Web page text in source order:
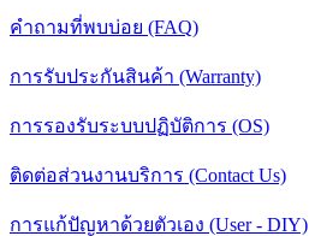
คำถามที่พบบ่อย (FAQ)
การรับประกันสินค้า (Warranty)
การรองรับระบบปฏิบัติการ (OS)
ติดต่อส่วนงานบริการ (Contact Us)
การแก้ปัญหาด้วยตัวเอง (User - DIY)